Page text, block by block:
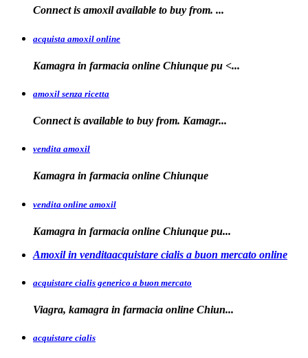
Connect is amoxilavailable to buy from. ...
acquista amoxil online
Kamagra in farmacia online Chiunque pu <...
amoxil senza ricetta
Connect is available to buy from. Kamagr...
vendita amoxil
Kamagra in farmacia online Chiunque
vendita online amoxil
Kamagra in farmacia online Chiunque pu...
Amoxil in venditaacquistare cialis a buon mercato online
acquistare cialis generico a buon mercato
Viagra, kamagra in farmacia online Chiun...
acquistare cialis